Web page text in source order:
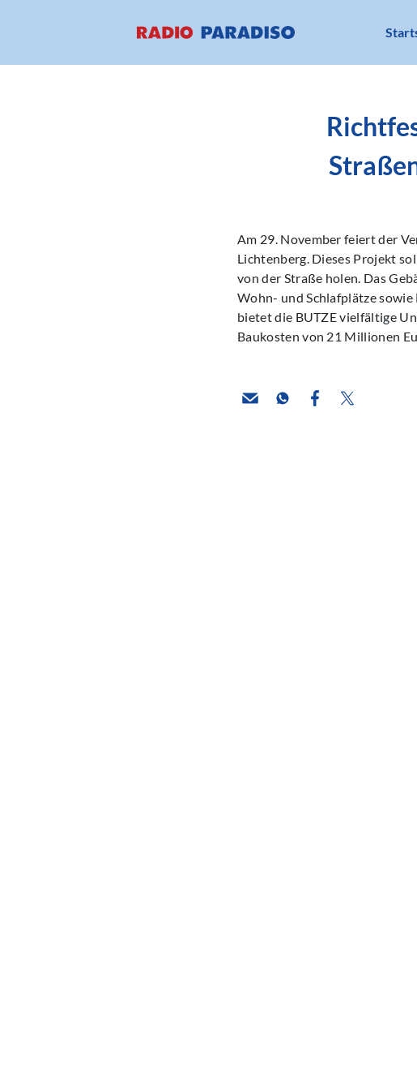
Am 29. November feiert der
Lichtenberg. Dieses Projekt
von der Straße holen. Das
Wohn- und Schlafplätze sowie
bietet die BUTZE vielfältige
Baukosten von 21 Millionen